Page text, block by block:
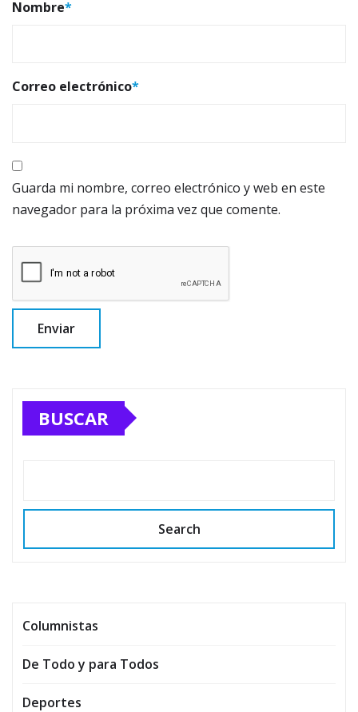
Nombre*
Correo electrónico*
Guarda mi nombre, correo electrónico y web en este
navegador para la próxima vez que comente.
BUSCAR
Search
Columnistas
De Todo y para Todos
Deportes